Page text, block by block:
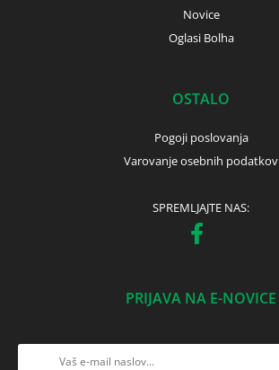
Novice
Oglasi Bolha
OSTALO
Pogoji poslovanja
Varovanje osebnih podatkov
SPREMLJAJTE NAS:
PRIJAVA NA E-NOVICE